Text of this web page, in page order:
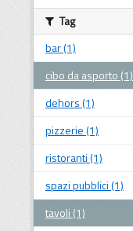
Tag
bar (1)
cibo da asporto (1)
dehors (1)
pizzerie (1)
ristoranti (1)
spazi pubblici (1)
tavoli (1)